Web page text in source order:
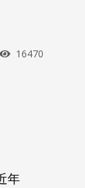
瀏覽次數
16470
年